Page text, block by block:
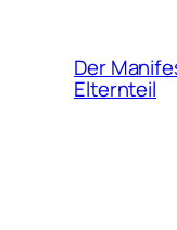
Der
Elternteil